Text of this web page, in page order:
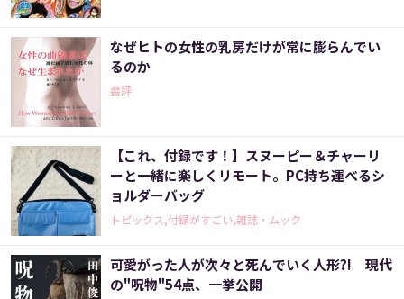
なぜヒトの女性の乳房だけが常に膨らんでい
るのか
書評
【これ、付録です！】スヌーピー＆チャーリ
ーと一緒に楽しくリモート。PC持ち運べるシ
ョルダーバッグ
トピックス,付録がすごい,雑誌・ムック
可愛がった人が次々と死んでいく人形?! 現代
の"呪物"54点、一挙公開